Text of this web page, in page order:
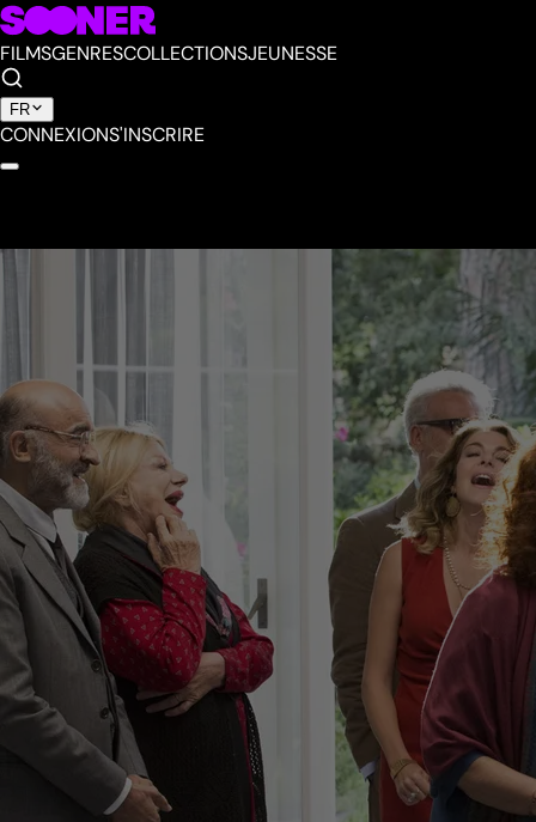
FILMSGENRESCOLLECTIONSJEUNESSE
FR
CONNEXIONS'INSCRIRE